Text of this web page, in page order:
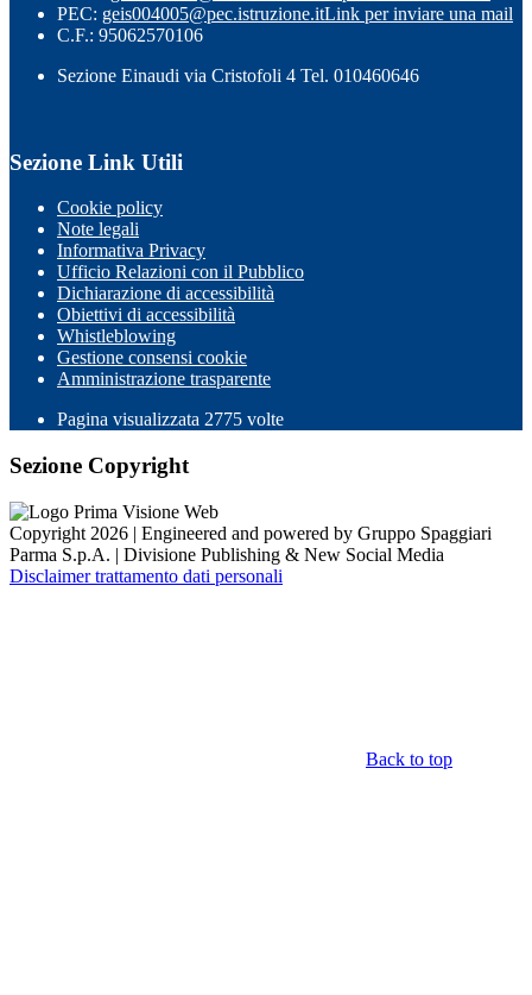
PEC: geis004005@pec.istruzione.itLink per inviare una mail
C.F.: 95062570106
Sezione Einaudi via Cristofoli 4 Tel. 010460646
Sezione Link Utili
Cookie policy
Note legali
Informativa Privacy
Ufficio Relazioni con il Pubblico
Dichiarazione di accessibilità
Obiettivi di accessibilità
Whistleblowing
Gestione consensi cookie
Amministrazione trasparente
Pagina visualizzata 2775 volte
Sezione Copyright
Copyright 2026 | Engineered and powered by Gruppo Spaggiari
Parma S.p.A. | Divisione Publishing & New Social Media
Disclaimer trattamento dati personali
Back to top